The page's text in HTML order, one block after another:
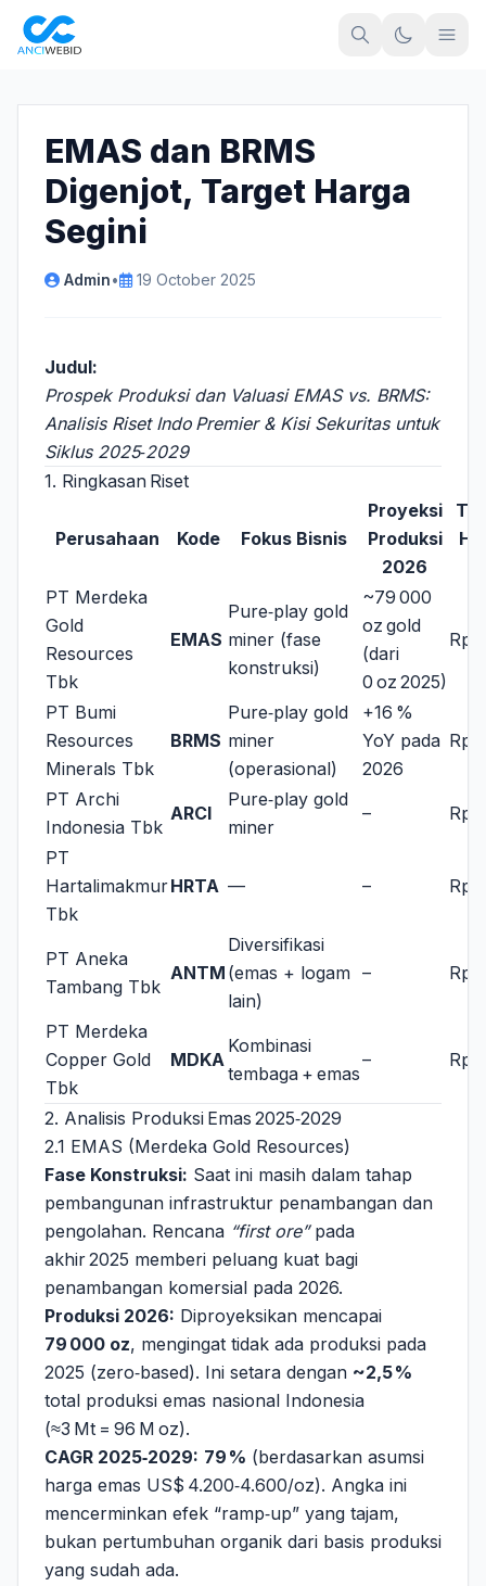
EMAS dan BRMS
Digenjot, Target Harga
Segini
Admin• 19 October 2025
Judul:
Prospek Produksi dan Valuasi EMAS vs. BRMS:
Analisis Riset Indo Premier & Kisi Sekuritas untuk
Siklus 2025‑2029
1. Ringkasan Riset
Perusahaan Kode Fokus Bisnis
Proyeksi
Produksi
2026
PT Merdeka
Gold
Resources
Tbk
EMAS
Pure‑play gold
miner (fase
konstruksi)
~79 000
oz gold
(dari
0 oz 2025)
Rp
PT Bumi
Resources
Minerals Tbk
BRMS
Pure‑play gold
miner
(operasional)
+16 %
YoY pada
2026
Rp
PT Archi
Indonesia Tbk
ARCI
Pure‑play gold
miner
– Rp
PT
Hartalimakmur
Tbk
HRTA — – Rp
PT Aneka
Tambang Tbk
ANTM
Diversifikasi
(emas + logam
lain)
– Rp
PT Merdeka
Copper Gold
Tbk
MDKA
Kombinasi
tembaga + emas
– Rp
2. Analisis Produksi Emas 2025‑2029
2.1 EMAS (Merdeka Gold Resources)
Fase Konstruksi: Saat ini masih dalam tahap
pembangunan infrastruktur penambangan dan
pengolahan. Rencana “first ore”pada
akhir 2025 memberi peluang kuat bagi
penambangan komersial pada 2026.
Produksi 2026: Diproyeksikan mencapai
79 000 oz, mengingat tidak ada produksi pada
2025 (zero‑based). Ini setara dengan ~2,5 %
total produksi emas nasional Indonesia
(≈3 Mt = 96 M oz).
CAGR 2025‑2029: 79 % (berdasarkan asumsi
harga emas US$ 4.200‑4.600/oz). Angka ini
mencerminkan efek “ramp‑up” yang tajam,
bukan pertumbuhan organik dari basis produksi
yang sudah ada.